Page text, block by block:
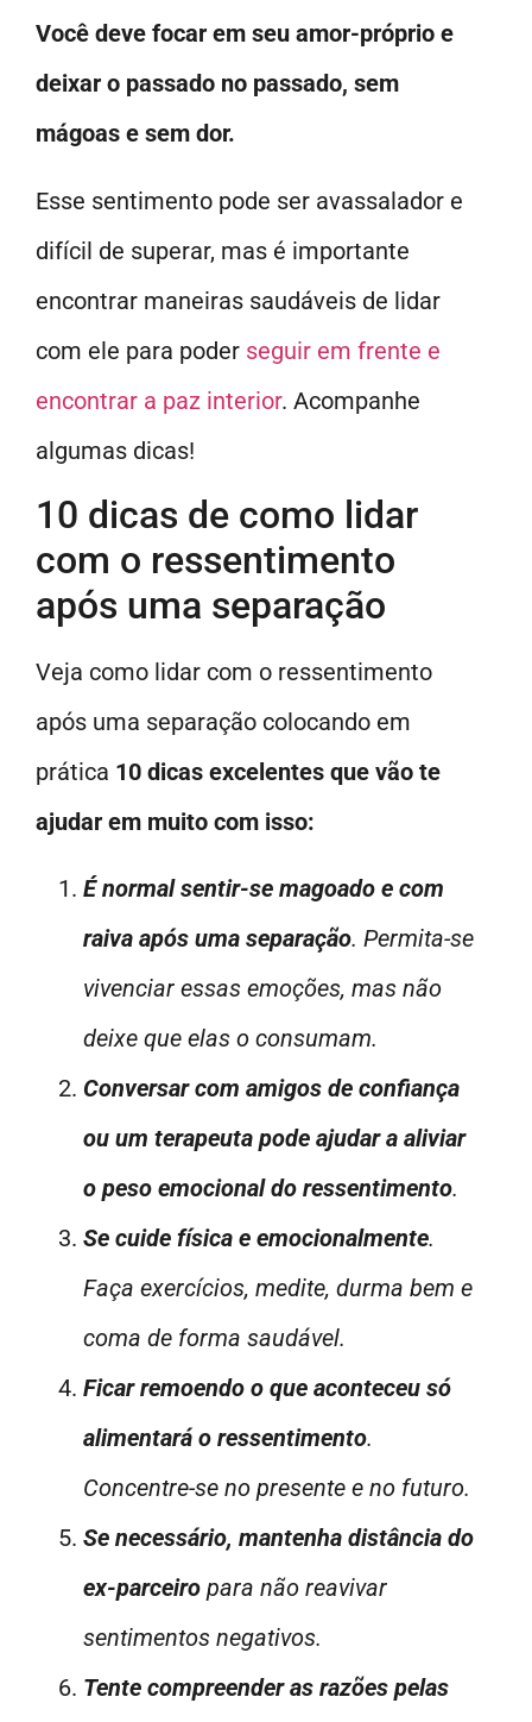
Você deve focar em seu amor-próprio e
deixar o passado no passado, sem
mágoas e sem dor.
Esse sentimento pode ser avassalador e
difícil de superar, mas é importante
encontrar maneiras saudáveis de lidar
com ele para poder seguir em frente e
encontrar a paz interior. Acompanhe
algumas dicas!
10 dicas de como lidar
com o ressentimento
após uma separação
Veja como lidar com o ressentimento
após uma separação colocando em
prática 10 dicas excelentes que vão te
ajudar em muito com isso:
É normal sentir-se magoado e com
raiva após uma separação. Permita-se
vivenciar essas emoções, mas não
deixe que elas o consumam.
Conversar com amigos de confiança
ou um terapeuta pode ajudar a aliviar
o peso emocional do ressentimento.
Se cuide física e emocionalmente.
Faça exercícios, medite, durma bem e
coma de forma saudável.
Ficar remoendo o que aconteceu só
alimentará o ressentimento.
Concentre-se no presente e no futuro.
Se necessário, mantenha distância do
ex-parceiro para não reavivar
sentimentos negativos.
Tente compreender as razões pelas